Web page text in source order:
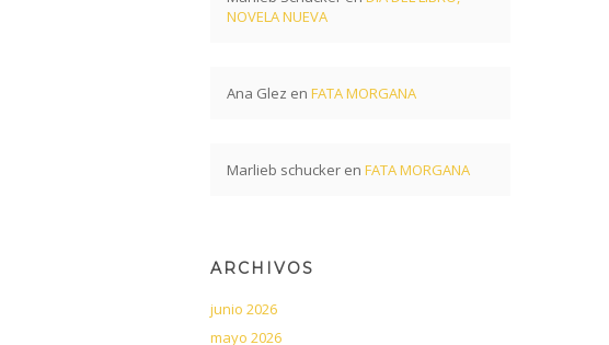
NOVELA NUEVA
Ana Glez enFATA MORGANA
Marlieb schucker enFATA MORGANA
ARCHIVOS
junio 2026
mayo 2026